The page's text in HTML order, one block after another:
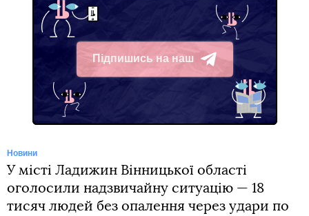
Підпишись на наш
Telegram
Новини
У місті Ладижин Вінницької області
оголосили надзвичайну ситуацію — 18
тисяч людей без опалення через удари по